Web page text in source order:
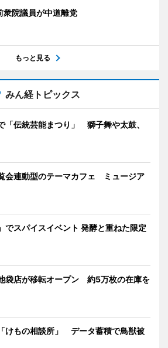
衆院議員が中道離党
もっと見る
みん経トピックス
「伝統芸能まつり」 獅子舞や太鼓、
会連動型のテーマカフェ ミュージア
でスパイスイベント 発酵と重ねた限定
袋店が移転オープン 約5万枚の在庫を
けもの相談所」 データ蓄積で鳥獣被